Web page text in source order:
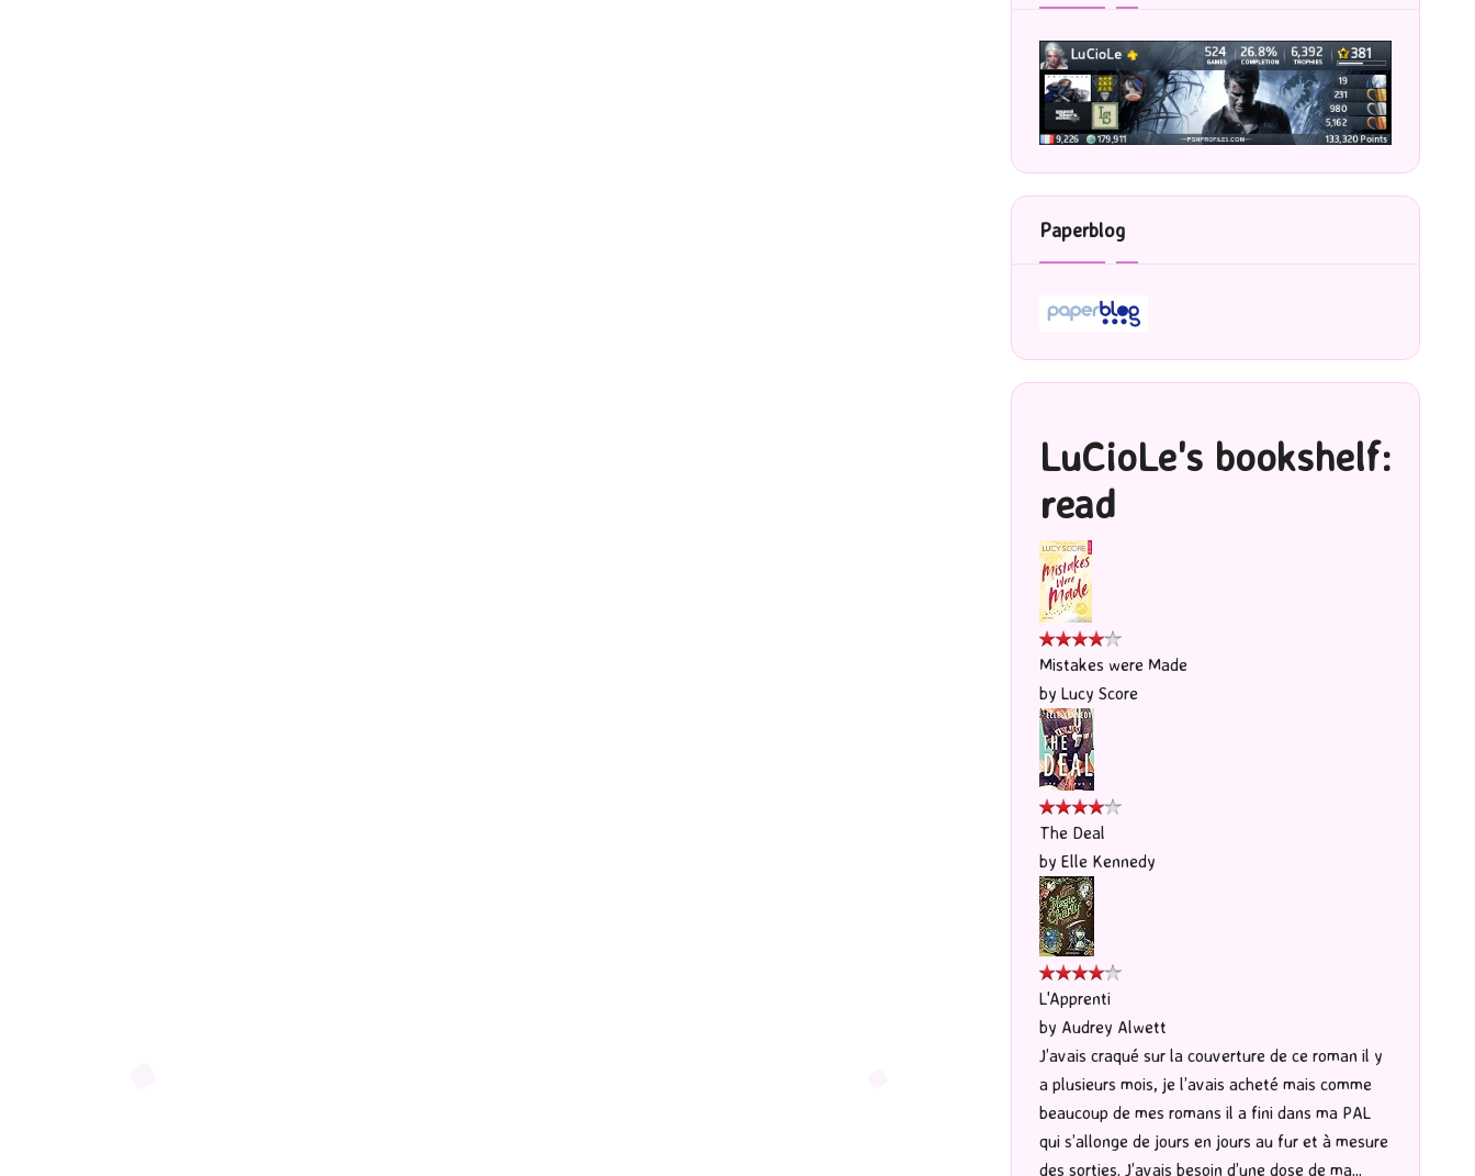
Paperblog
LuCioLe's bookshelf:
read
Mistakes were Made
by Lucy Score
The Deal
by Elle Kennedy
L'Apprenti
by Audrey Alwett
J’avais craqué sur la couverture de ce roman il y
a plusieurs mois, je l’avais acheté mais comme
beaucoup de mes romans il a fini dans ma PAL
qui s’allonge de jours en jours au fur et à mesure
des sorties. J’avais besoin d’une dose de ma...